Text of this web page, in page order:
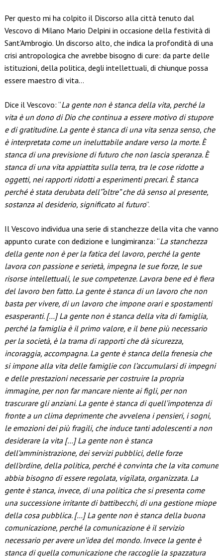
Per questo mi ha colpito il Discorso alla città tenuto dal
Vescovo di Milano Mario Delpini in occasione della festività di
Sant’Ambrogio. Un discorso alto, che indica la profondità di una
crisi antropologica che avrebbe bisogno di cure: da parte delle
istituzioni, della politica, degli intellettuali, di chiunque possa
essere maestro di vita…
Dice il Vescovo: “La gente non è stanca della vita, perché la
vita è un dono di Dio che continua a essere motivo di stupore
e di gratitudine. La gente è stanca di una vita senza senso, che
è interpretata come un ineluttabile andare verso la morte. È
stanca di una previsione di futuro che non lascia speranza. È
stanca di una vita appiattita sulla terra, tra le cose ridotte a
oggetti, nei rapporti ridotti a esperimenti precari. È stanca
perché è stata derubata dell’“oltre” che dà senso al presente,
sostanza al desiderio, significato al futuro”.
Il Vescovo individua una serie di stanchezze della vita che vanno
appunto curate con dedizione e lungimiranza: “La stanchezza
della gente non è per la fatica del lavoro, perché la gente
lavora con passione e serietà, impegna le sue forze, le sue
risorse intellettuali, le sue competenze. Lavora bene ed è fiera
del lavoro ben fatto. La gente è stanca di un lavoro che non
basta per vivere, di un lavoro che impone orari e spostamenti
esasperanti. […] La gente non è stanca della vita di famiglia,
perché la famiglia è il primo valore, e il bene più necessario
per la società, è la trama di rapporti che dà sicurezza,
incoraggia, accompagna. La gente è stanca della frenesia che
si impone alla vita delle famiglie con l’accumularsi di impegni
e delle prestazioni necessarie per costruire la propria
immagine, per non far mancare niente ai figli, per non
trascurare gli anziani. La gente è stanca di quell’impotenza di
fronte a un clima deprimente che avvelena i pensieri, i sogni,
le emozioni dei più fragili, che induce tanti adolescenti a non
desiderare la vita […] La gente non è stanca
dell’amministrazione, dei servizi pubblici, delle forze
dell’ordine, della politica, perché è convinta che la vita comune
abbia bisogno di essere regolata, vigilata, organizzata. La
gente è stanca, invece, di una politica che si presenta come
una successione irritante di battibecchi, di una gestione miope
della cosa pubblica. […] La gente non è stanca della buona
comunicazione, perché la comunicazione è il servizio
necessario per avere un’idea del mondo. Invece la gente è
stanca di quella comunicazione che raccoglie la spazzatura